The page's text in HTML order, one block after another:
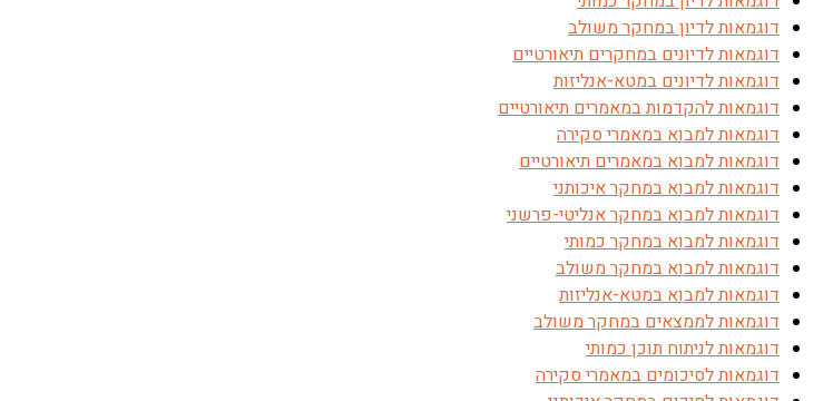
דוגמאות לדיון במחקר משולב
דוגמאות לדיונים במחקרים תיאורטיים
דוגמאות לדיונים במטא-אנליזות
דוגמאות להקדמות במאמרים תיאורטיים
דוגמאות למבוא במאמרי סקירה
דוגמאות למבוא במאמרים תיאורטיים
דוגמאות למבוא במחקר איכותני
דוגמאות למבוא במחקר אנליטי-פרשני
דוגמאות למבוא במחקר כמותי
דוגמאות למבוא במחקר משולב
דוגמאות למבוא במטא-אנליזות
דוגמאות לממצאים במחקר משולב
דוגמאות לניתוח תוכן כמותי
דוגמאות לסיכומים במאמרי סקירה